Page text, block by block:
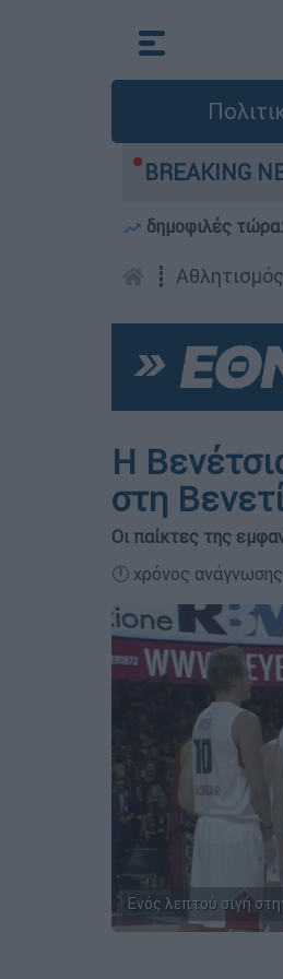
BREAKING
στην Ελλάδα -
δημοφιλές τώρα:
┋ Αθλητισμός
Η
στη
Οι παίκτες της
🕛 χρόνος
Ενός λεπτού σιγή